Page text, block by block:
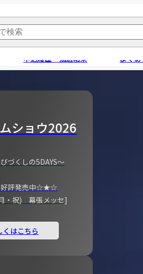
申込履歴・抽選結果 よく
ショウ2026
づくしの5DAYS～
評発売中☆★☆
・祝) 幕張メッセ]
くはこちら